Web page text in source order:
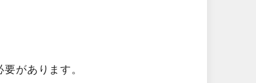
があります。